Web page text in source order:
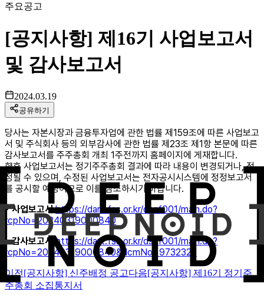
주요공고
[공지사항] 제16기 사업보고서
및 감사보고서
2024.03.19
공유하기
당사는 자본시장과 금융투자업에 관한 법률 제159조에 따른 사업보고
서 및 주식회사 등의 외부감사에 관한 법률 제23조 제1항 본문에 따른
감사보고서를 주주총회 개최 1주전까지 홈페이지에 게재합니다.
향후 사업보고서는 정기주주총회 결과에 따라 내용이 변경되거나, 정
정될 수 있으며, 수정된 사업보고서는 전자공시시스템에 정정보고서
를 공시할 예정이므로 이를 참조하시기 바랍니다.
• 사업보고서 https://dart.fss.or.kr/dsaf001/main.do?
rcpNo=20240319000840
• 감사보고서
https://dart.fss.or.kr/dsaf001/main.do?
rcpNo=20240319000840&dcmNo=9732323
이전 [공지사항] 신주배정 공고다음[공지사항] 제16기 정기주
주총회 소집통지서